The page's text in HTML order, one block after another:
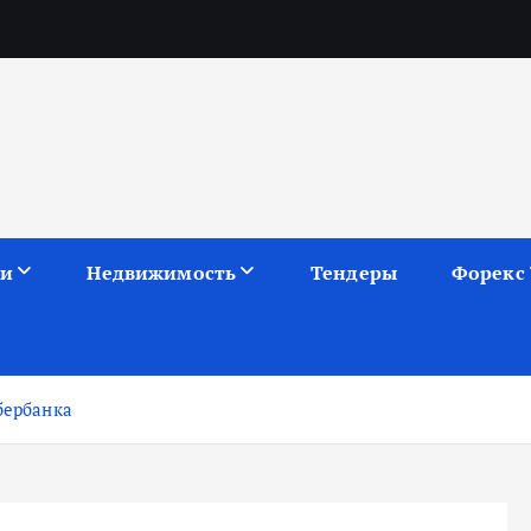
Недвижимость Тендеры Форекс